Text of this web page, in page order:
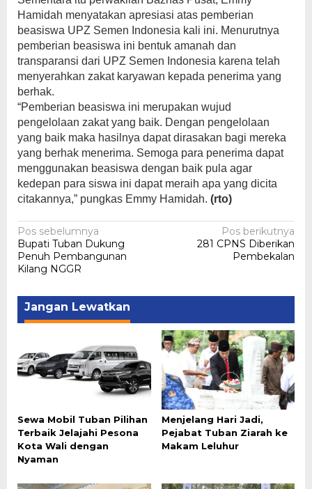
Hamidah menyatakan apresiasi atas pemberian
beasiswa UPZ Semen Indonesia kali ini. Menurutnya
pemberian beasiswa ini bentuk amanah dan
transparansi dari UPZ Semen Indonesia karena telah
menyerahkan zakat karyawan kepada penerima yang
berhak.
“Pemberian beasiswa ini merupakan wujud
pengelolaan zakat yang baik. Dengan pengelolaan
yang baik maka hasilnya dapat dirasakan bagi mereka
yang berhak menerima. Semoga para penerima dapat
menggunakan beasiswa dengan baik pula agar
kedepan para siswa ini dapat meraih apa yang dicita
citakannya,” pungkas Emmy Hamidah. (rto)
Navigasi
pos
Pos sebelumnya
Bupati Tuban Dukung
Penuh Pembangunan
Kilang NGGR
Pos berikutnya
281 CPNS Diberikan
Pembekalan
Jangan Lewatkan
Sewa Mobil Tuban Pilihan
Terbaik Jelajahi Pesona
Kota Wali dengan
Nyaman
Menjelang Hari Jadi,
Pejabat Tuban Ziarah ke
Makam Leluhur